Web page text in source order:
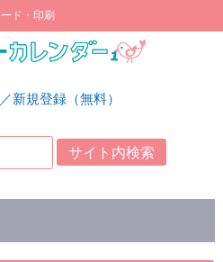
ド・印刷
新規登録（無料）